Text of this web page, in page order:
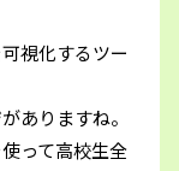
視化するツー
ありますね。
って高校生全